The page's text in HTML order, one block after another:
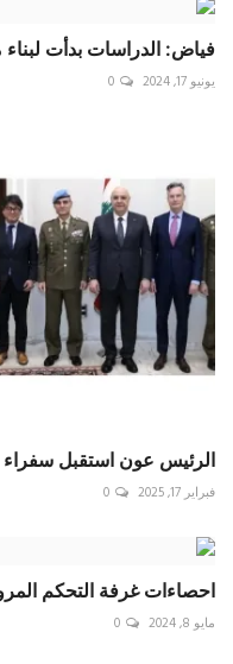
فياض: الدراسات بدأت لبناء
يونيو 17, 2024 0
الرئيس عون استقبل سفراء
فبراير 17, 2025 0
احصاءات غرفة التحكم
مايو 8, 2024 0